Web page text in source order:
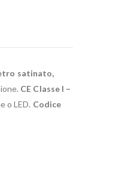
satinato,
CE Classe I –
o LED. Codice